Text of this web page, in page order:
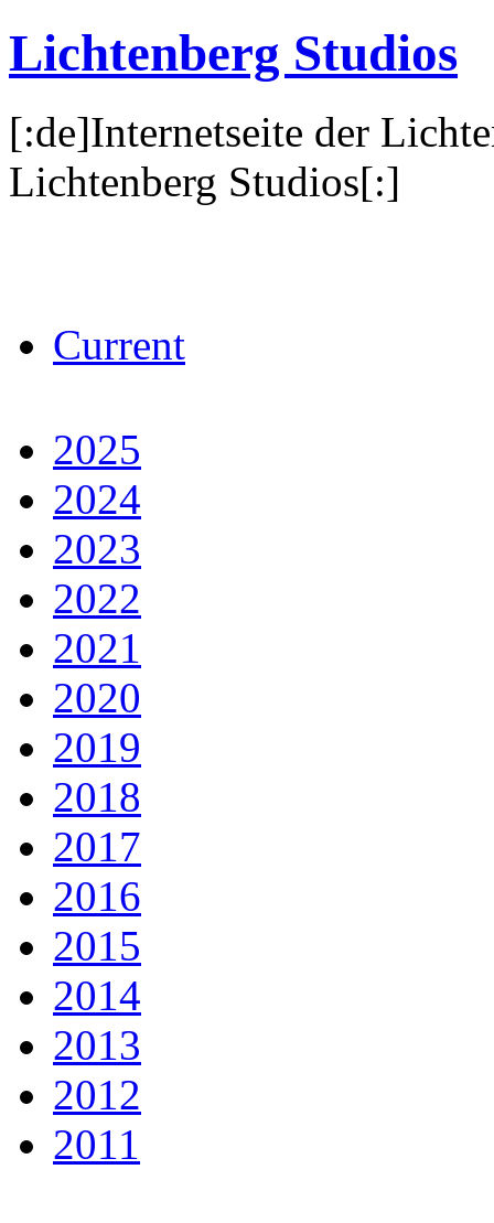
Lichtenberg Studios
[:de]Internetseite der
Lichtenberg Studios[:]
Current
2025
2024
2023
2022
2021
2020
2019
2018
2017
2016
2015
2014
2013
2012
2011